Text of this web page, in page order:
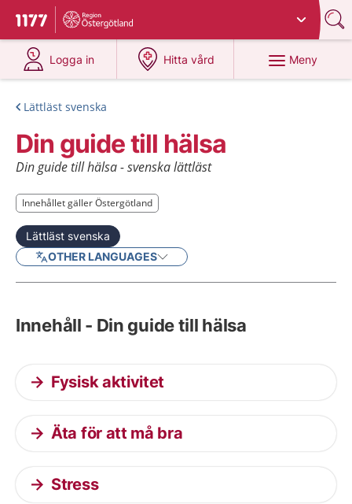
Till startsidan för 1177
Du har valt region
Logga in
på 1177.se
Hitta vård
på 1177.se
Meny
Lättläst svenska
Din guide till hälsa
Din guide till hälsa - svenska lättläst
Innehållet gäller Östergötland
Innehållet gäller Östergötland
Lättläst svenska
OTHER LANGUAGES
Innehåll - Din guide till hälsa
Fysisk aktivitet
Äta för att må bra
Stress